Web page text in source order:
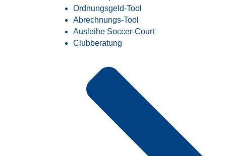
Ordnungsgeld-Tool
Abrechnungs-Tool
Ausleihe Soccer-Court
Clubberatung